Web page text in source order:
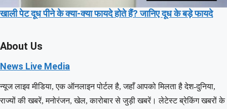
खाली पेट दूध पीने के क्या-क्या फायदे होते हैं? जानिए दूध के बड़े फायदे
About Us
News Live Media
न्यूज लाइव मीडिया, एक ऑनलाइन पोर्टल है, जहाँ आपको मिलता है देश-दुनिया,
राज्यों की खबरें, मनोरंजन, खेल, कारोबार से जुड़ी खबरें। लेटेस्ट ब्रेकिंग खबरों के